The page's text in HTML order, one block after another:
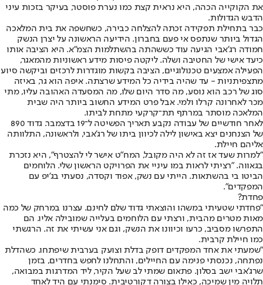
את הקוקייה הכהה, היא נראית קצת כמו נערת פוסטר, בעיקר בזכות עיני
הדבש הגדולות.
כבר בתחילת תפקידה זכתה להצלחה כבירה, כשחשפה את בית המלאכה
הגדול ביותר שנתפס אי פעם בחברון. הידיעה הראשונה על יצרן הנשק
חמודה רג'אבי הגיעה עוד כששהתה בהשתלמות הצמ"א. היא הציבה אותו
כיעד אישי של החטיבה ושלה. ליקטה פיסות מידע ראשוניות מהמאגר,
הפעילה אמצעים טכנולוגיים, הציבה בקשות מוגדרות לרכזים וביקשה סיוע
מתצפיתניות - עד שהיה בידיה כל המידע שרצתה. איפה הוא גר, באיזה
סוג של רכב הוא נוסע, מה סדר היום שלו, מה המסעדה האהובה עליו, מתי
מכר לאחרונה קרלו ולמי. אבל פרט המידע החשוב ביותר היה שבית
המלאכה מוסתר במרתף תת־קרקעי מתחת לביתו.
לאחר חודשיים של עבודה נקבע תאריך הפשיטה ל־19 בדצמבר. גדוד 890
של הצנחנים יצא באישון לילה לכיוון ביתו של רג'אבי, ולראשונה, התלוותה
אליהם חיילת.
"למרות שעד אז זה לא היה מקובל, המח"ט אישר לי להצטרף", היא נזכרת
בגאווה. "רציתי לראות במו עיניי את הפרויקט הראשון שלי. הלוחמים
הביטו בי בהשתאות. הייתי עם נשק, אפוד וקסדה, נסעתי בג'יפ עם
המפקדים".
פחדת?
"פחדתי שטעיתי במשהו והוצאתי גדוד שלם לחינם. עצרנו במרחק של כמה
מאות מטרים מהבית, ורצתי עם הלוחמים בעלייה שמובילה אליו. הם
התפרשו מסביב, כרעו וכיוונו את הנשק, וגם אני עשיתי את זה. הרגשתי
כמו חיילת קרבית.
"שמעתי את אחד המפקדים דופק בדלת וצועק בערבית שיפתחו. כשהדלת
נפתחה, נכנסתי פנימה עם החיילים, והתחלנו לחפש בחדרים, בזמן
שרג'אבי ישב בסלון. פתאום שמתי לב שעל הקיר, ליד המדרגות במבואה,
תלויה מין שמיכה, כאילו בצורה דקורטיבית. סימנתי עם היד לאחד